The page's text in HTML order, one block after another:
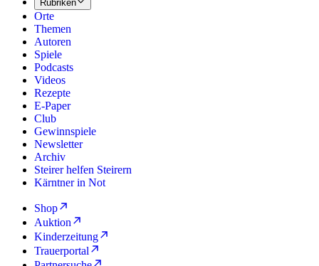
Rubriken
Orte
Themen
Autoren
Spiele
Podcasts
Videos
Rezepte
E-Paper
Club
Gewinnspiele
Newsletter
Archiv
Steirer helfen Steirern
Kärntner in Not
Shop
Auktion
Kinderzeitung
Trauerportal